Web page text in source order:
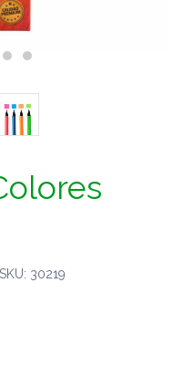
30219